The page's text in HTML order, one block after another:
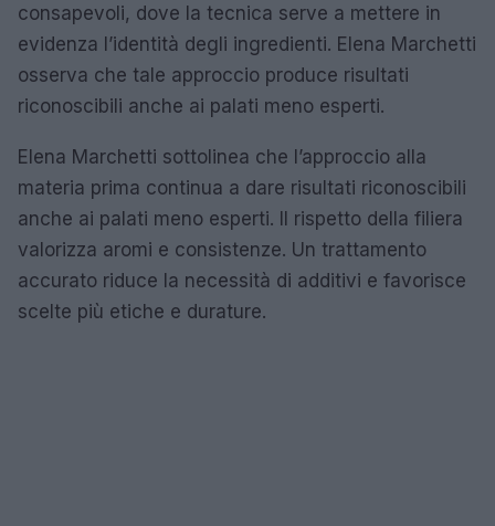
consapevoli, dove la tecnica serve a mettere in
evidenza l’identità degli ingredienti. Elena Marchetti
osserva che tale approccio produce risultati
riconoscibili anche ai palati meno esperti.
Elena Marchetti sottolinea che l’approccio alla
materia prima continua a dare risultati riconoscibili
anche ai palati meno esperti. Il rispetto della filiera
valorizza aromi e consistenze. Un trattamento
accurato riduce la necessità di additivi e favorisce
scelte più etiche e durature.